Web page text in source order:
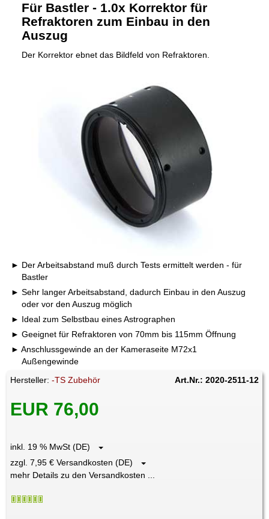
Für Bastler - 1.0x Korrektor für
Refraktoren zum Einbau in den
Auszug
Der Korrektor ebnet das Bildfeld von Refraktoren.
Der Arbeitsabstand muß durch Tests ermittelt werden - für
Bastler
Sehr langer Arbeitsabstand, dadurch Einbau in den Auszug
oder vor den Auszug möglich
Ideal zum Selbstbau eines Astrographen
Geeignet für Refraktoren von 70mm bis 115mm Öffnung
Anschlussgewinde an der Kameraseite M72x1
Außengewinde
Hersteller:-TS Zubehör Art.Nr.: 2020-2511-12
EUR 76,00
inkl. 19 % MwSt (DE)
zzgl. 7,95 € Versandkosten (DE)
mehr Details zu den Versandkosten ...